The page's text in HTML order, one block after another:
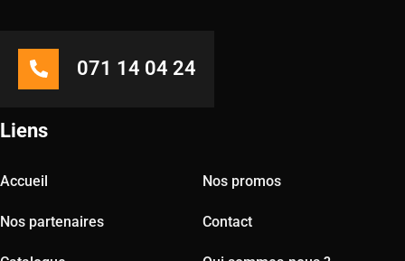
071 14 04 24
Liens
Accueil Nos promos
Nos partenaires Contact